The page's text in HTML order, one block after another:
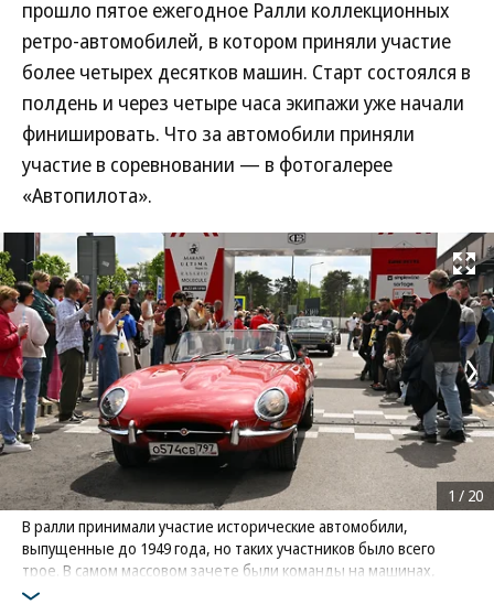
прошло пятое ежегодное Ралли коллекционных
ретро-автомобилей, в котором приняли участие
более четырех десятков машин. Старт состоялся в
полдень и через четыре часа экипажи уже начали
финишировать. Что за автомобили приняли
участие в соревновании — в фотогалерее
«Автопилота».
Развернуть
В ралли принимали участие исторические автомобили,
выпущенные до 1949 года, но таких участников было всего
трое. В самом массовом зачете были команды на машинах,
произведенных до 1985 года
1 / 20